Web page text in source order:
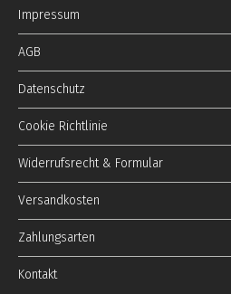
Impressum
AGB
Datenschutz
Cookie Richtlinie
Widerrufsrecht & Formular
Versandkosten
Zahlungsarten
Kontakt